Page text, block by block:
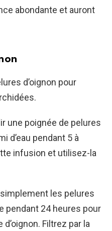
abondante et auront
d’oignon pour
une poignée de pelures
d’eau pendant 5 à
infusion et utilisez-la
les pelures
pendant 24 heures pour
d’oignon. Filtrez par la